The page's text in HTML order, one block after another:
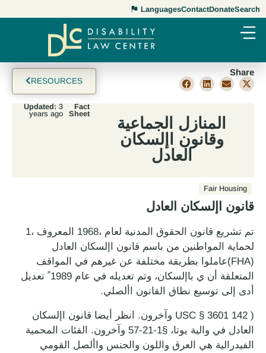
LanguagesContactDonateSearch
RESOURCES
Share
المنازل الجماعية
وقانون اإلسكان
العادل
Fact
Sheet
Updated: 3
years ago
Fair Housing
قانون اإلسكان العادل
تم تشريع قانون الحقوق المدنية لعام ،1968 المعروف ،1
لحماية المواطنين من باسم قانون اإلسكان العادل
(FHA)عاملوا بطريقة مختلفة عن غيرهم في المواقف
المتعلقة أن ي باإلسكان، وتم تعديله في عام 1989 ً تعديل
أدى إلى توسيع نطاق القانون األصلي.
( 142 3601 § USC وآخرون. انظر أيضا قانون اإلسكان
العادل في والية يوتا، §1-21-57 وآخرون. الفئات المحمية
الفيدرالية هي العرق واللون والجنس واألصل القومي